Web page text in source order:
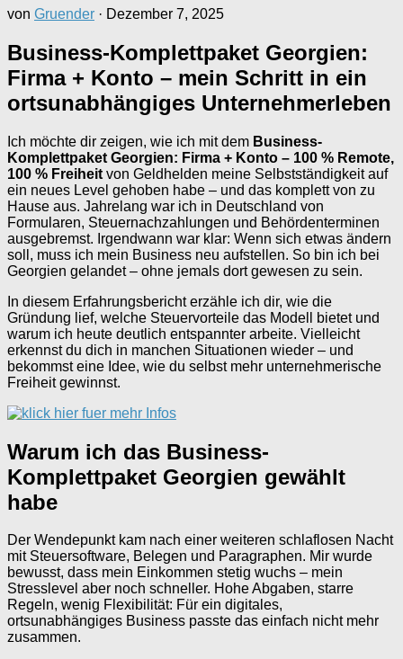
von Gruender · Dezember 7, 2025
Business-Komplettpaket Georgien:
Firma + Konto – mein Schritt in ein
ortsunabhängiges Unternehmerleben
Ich möchte dir zeigen, wie ich mit dem Business-
Komplettpaket Georgien: Firma + Konto – 100 % Remote,
100 % Freiheit von Geldhelden meine Selbstständigkeit auf
ein neues Level gehoben habe – und das komplett von zu
Hause aus. Jahrelang war ich in Deutschland von
Formularen, Steuernachzahlungen und Behördenterminen
ausgebremst. Irgendwann war klar: Wenn sich etwas ändern
soll, muss ich mein Business neu aufstellen. So bin ich bei
Georgien gelandet – ohne jemals dort gewesen zu sein.
In diesem Erfahrungsbericht erzähle ich dir, wie die
Gründung lief, welche Steuervorteile das Modell bietet und
warum ich heute deutlich entspannter arbeite. Vielleicht
erkennst du dich in manchen Situationen wieder – und
bekommst eine Idee, wie du selbst mehr unternehmerische
Freiheit gewinnst.
Warum ich das Business-
Komplettpaket Georgien gewählt
habe
Der Wendepunkt kam nach einer weiteren schlaflosen Nacht
mit Steuersoftware, Belegen und Paragraphen. Mir wurde
bewusst, dass mein Einkommen stetig wuchs – mein
Stresslevel aber noch schneller. Hohe Abgaben, starre
Regeln, wenig Flexibilität: Für ein digitales,
ortsunabhängiges Business passte das einfach nicht mehr
zusammen.